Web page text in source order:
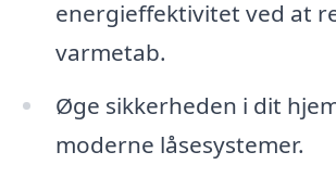
energieffektivitet ved at
varmetab.
Øge sikkerheden i dit
moderne låsesystemer.